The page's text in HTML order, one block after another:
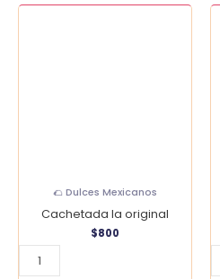
🌮 Dulces Mexicanos
Cachetada la original
$800